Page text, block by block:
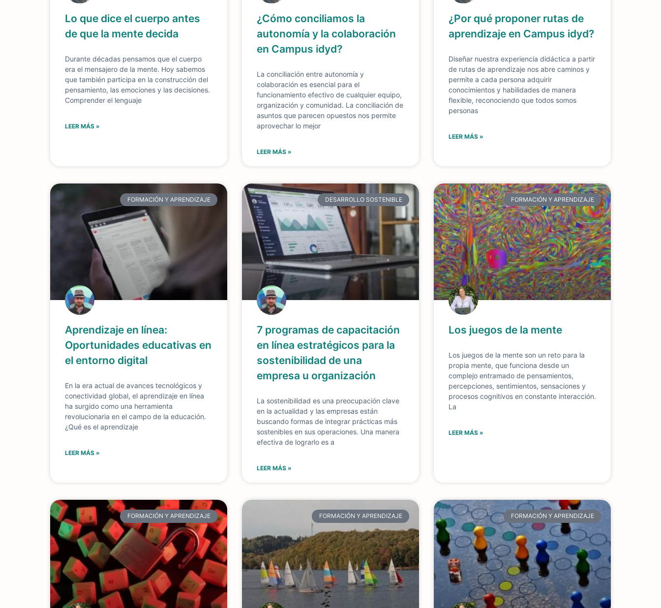
Lo que dice el cuerpo antes
de que la mente decida
Durante décadas pensamos que el cuerpo
era el mensajero de la mente. Hoy sabemos
que también participa en la construcción del
pensamiento, las emociones y las decisiones.
Comprender el lenguaje
LEER MÁS »
¿Cómo conciliamos la
autonomía y la colaboración
en Campus idyd?
La conciliación entre autonomía y
colaboración es esencial para el
funcionamiento efectivo de cualquier equipo,
organización y comunidad. La conciliación de
asuntos que parecen opuestos nos permite
aprovechar lo mejor
LEER MÁS »
¿Por qué proponer rutas de
aprendizaje en Campus idyd?
Diseñar nuestra experiencia didáctica a partir
de rutas de aprendizaje nos abre caminos y
permite a cada persona adquirir
conocimientos y habilidades de manera
flexible, reconociendo que todos somos
personas
LEER MÁS »
FORMACIÓN Y APRENDIZAJE
Aprendizaje en línea:
Oportunidades educativas en
el entorno digital
En la era actual de avances tecnológicos y
conectividad global, el aprendizaje en línea
ha surgido como una herramienta
revolucionaria en el campo de la educación.
¿Qué es el aprendizaje
LEER MÁS »
DESARROLLO SOSTENIBLE
7 programas de capacitación
en línea estratégicos para la
sostenibilidad de una
empresa u organización
La sostenibilidad es una preocupación clave
en la actualidad y las empresas están
buscando formas de integrar prácticas más
sostenibles en sus operaciones. Una manera
efectiva de lograrlo es a
LEER MÁS »
FORMACIÓN Y APRENDIZAJE
Los juegos de la mente
Los juegos de la mente son un reto para la
propia mente, que funciona desde un
complejo entramado de pensamientos,
percepciones, sentimientos, sensaciones y
procesos cognitivos en constante interacción.
La
LEER MÁS »
FORMACIÓN Y APRENDIZAJE FORMACIÓN Y APRENDIZAJE FORMACIÓN Y APRENDIZAJE